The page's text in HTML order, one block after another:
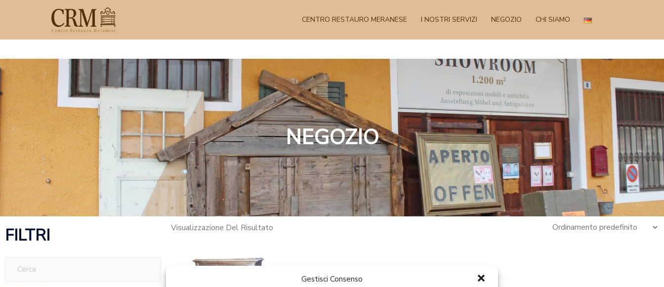
Gestisci Consenso
CENTRO RESTAURO MERANESE I NOSTRI SERVIZI NEGOZIO CHI SIAMO
NEGOZIO
FILTRI Visualizzazione Del Risultato